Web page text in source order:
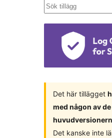
Sök
Det här tillägget
med någon av
Det kanske inte